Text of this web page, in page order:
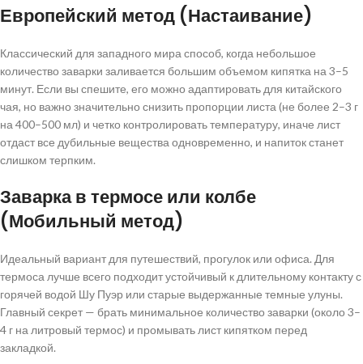
Европейский метод (Настаивание)
Классический для западного мира способ, когда небольшое
количество заварки заливается большим объемом кипятка на 3–5
минут. Если вы спешите, его можно адаптировать для китайского
чая, но важно значительно снизить пропорции листа (не более 2–3 г
на 400–500 мл) и четко контролировать температуру, иначе лист
отдаст все дубильные вещества одновременно, и напиток станет
слишком терпким.
Заварка в термосе или колбе
(Мобильный метод)
Идеальный вариант для путешествий, прогулок или офиса. Для
термоса лучше всего подходит устойчивый к длительному контакту с
горячей водой Шу Пуэр или старые выдержанные темные улуны.
Главный секрет — брать минимальное количество заварки (около 3–
4 г на литровый термос) и промывать лист кипятком перед
закладкой.